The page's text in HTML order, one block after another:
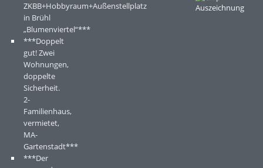
ZKBB+Hobbyraum+Außenstellplatz
in Brühl
„Blumenviertel“***
***Doppelt
gut! Zwei
Wohnungen,
doppelte
Sicherheit.
2-
Familienhaus,
vermietet,
MA-
Gartenstadt***
***Der